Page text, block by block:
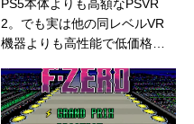
PS5本体よりも高額なPSVR
2。でも実は他の同レベルVR
機器よりも高性能で低価格な